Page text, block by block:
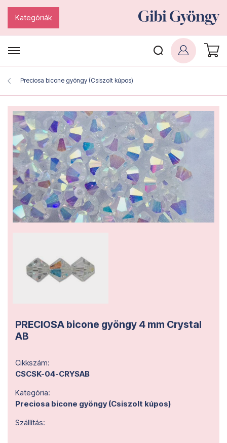
Kategóriák
Preciosa bicone gyöngy (Csiszolt kúpos)
PRECIOSA bicone gyöngy 4 mm Crystal
AB
Cikkszám:
CSCSK-04-CRYSAB
Kategória:
Preciosa bicone gyöngy (Csiszolt kúpos)
Szállítás: